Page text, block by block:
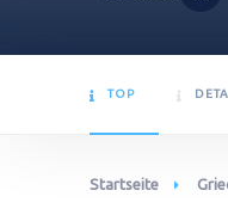
TOP
Startseite